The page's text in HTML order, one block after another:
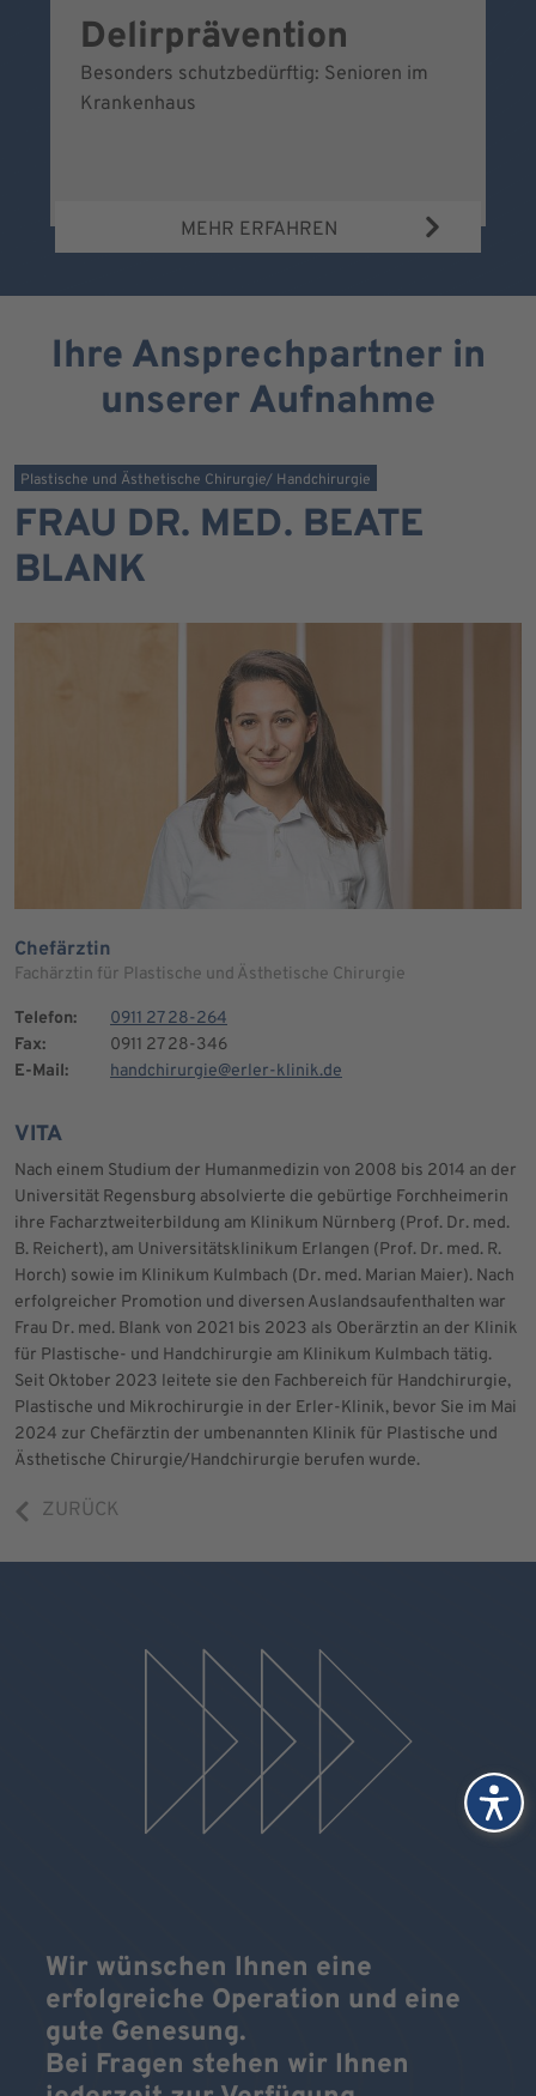
Delirprävention
Besonders schutzbedürftig: Senioren im
Krankenhaus
MEHR ERFAHREN
Ihre Ansprechpartner in
unserer Aufnahme
Plastische und Ästhetische Chirurgie/ Handchirurgie
FRAU DR. MED. BEATE
BLANK
Chefärztin
Fachärztin für Plastische und Ästhetische Chirurgie
Telefon:
0911 27 28-264
Fax:
0911 27 28-346
E-Mail:
handchirurgie@erler-klinik.de
VITA
Nach einem Studium der Humanmedizin von 2008 bis 2014 an der
Universität Regensburg absolvierte die gebürtige Forchheimerin
ihre Facharztweiterbildung am Klinikum Nürnberg (Prof. Dr. med.
B. Reichert), am Universitätsklinikum Erlangen (Prof. Dr. med. R.
Horch) sowie im Klinikum Kulmbach (Dr. med. Marian Maier). Nach
erfolgreicher Promotion und diversen Auslandsaufenthalten war
Frau Dr. med. Blank von 2021 bis 2023 als Oberärztin an der Klinik
für Plastische- und Handchirurgie am Klinikum Kulmbach tätig.
Seit Oktober 2023 leitete sie den Fachbereich für Handchirurgie,
Plastische und Mikrochirurgie in der Erler-Klinik, bevor Sie im Mai
2024 zur Chefärztin der umbenannten Klinik für Plastische und
Ästhetische Chirurgie/Handchirurgie berufen wurde.
ZURÜCK
Wir wünschen Ihnen eine
erfolgreiche Operation und eine
gute Genesung.
Bei Fragen stehen wir Ihnen